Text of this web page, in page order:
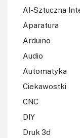
AI-Sztuczna
Aparatura
Arduino
Audio
Automatyka
Ciekawostki
CNC
DIY
Druk 3d